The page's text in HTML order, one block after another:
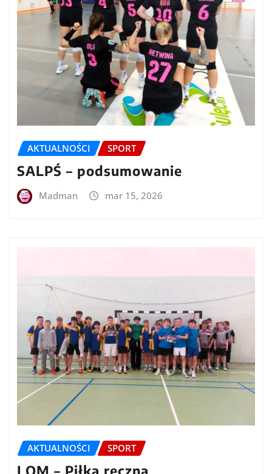
AKTUALNOŚCI SPORT
SALPŚ – podsumowanie
Madman mar 15, 2026
AKTUALNOŚCI SPORT
LOM – Piłka ręczna